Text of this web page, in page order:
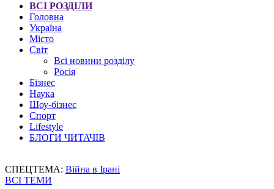
ВСІ РОЗДІЛИ
Головна
Україна
Місто
Світ
Всі новини розділу
Росія
Бізнес
Наука
Шоу-бізнес
Спорт
Lifestyle
БЛОГИ ЧИТАЧІВ
СПЕЦТЕМА: Війна в Ірані
ВСІ ТЕМИ